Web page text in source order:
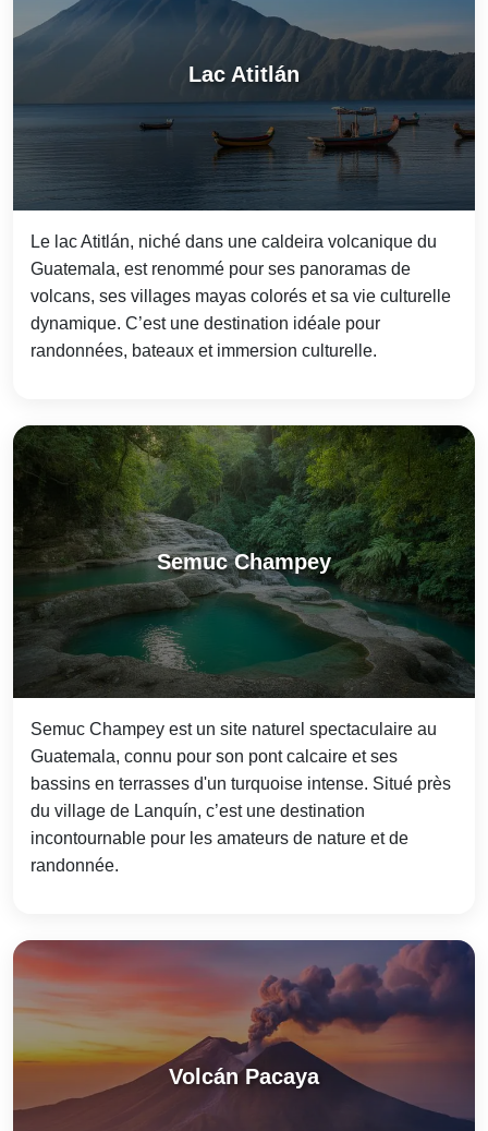
Lac Atitlán
Le lac Atitlán, niché dans une caldeira volcanique du
Guatemala, est renommé pour ses panoramas de
volcans, ses villages mayas colorés et sa vie culturelle
dynamique. C’est une destination idéale pour
randonnées, bateaux et immersion culturelle.
Semuc Champey
Semuc Champey est un site naturel spectaculaire au
Guatemala, connu pour son pont calcaire et ses
bassins en terrasses d'un turquoise intense. Situé près
du village de Lanquín, c’est une destination
incontournable pour les amateurs de nature et de
randonnée.
Volcán Pacaya